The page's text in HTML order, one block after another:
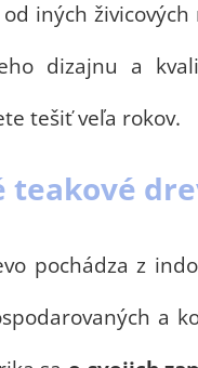
iných
dizajnu a
tešiť veľa rokov.
teakové
pochádza z
a